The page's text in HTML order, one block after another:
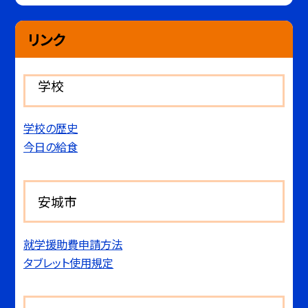
リンク
学校
学校の歴史
今日の給食
安城市
就学援助費申請方法
タブレット使用規定